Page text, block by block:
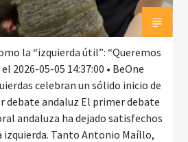
la “izquierda útil”: “Queremos
2026-05-05 14:37:00 • BeOne
celebran un sólido inicio de
debate andaluz El primer debate
andaluza ha dejado satisfechos
izquierda. Tanto Antonio Maíllo,